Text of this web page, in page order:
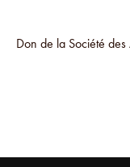
Don de la Société